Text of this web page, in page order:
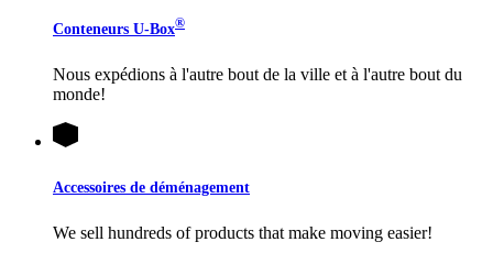
Conteneurs U-Box®
Nous expédions à l'autre bout de la ville et à l'autre bout du
monde!
Accessoires de déménagement
We sell hundreds of products that make moving easier!